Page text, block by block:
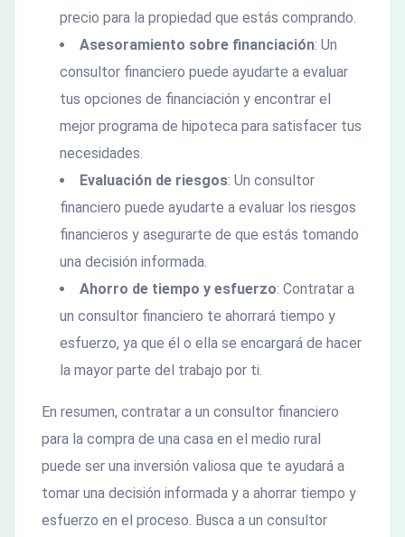
precio para la propiedad que estás comprando.
Asesoramiento sobre financiación: Un
consultor financiero puede ayudarte a evaluar
tus opciones de financiación y encontrar el
mejor programa de hipoteca para satisfacer tus
necesidades.
Evaluación de riesgos: Un consultor
financiero puede ayudarte a evaluar los riesgos
financieros y asegurarte de que estás tomando
una decisión informada.
Ahorro de tiempo y esfuerzo: Contratar a
un consultor financiero te ahorrará tiempo y
esfuerzo, ya que él o ella se encargará de hacer
la mayor parte del trabajo por ti.
En resumen, contratar a un consultor financiero
para la compra de una casa en el medio rural
puede ser una inversión valiosa que te ayudará a
tomar una decisión informada y a ahorrar tiempo y
esfuerzo en el proceso. Busca a un consultor